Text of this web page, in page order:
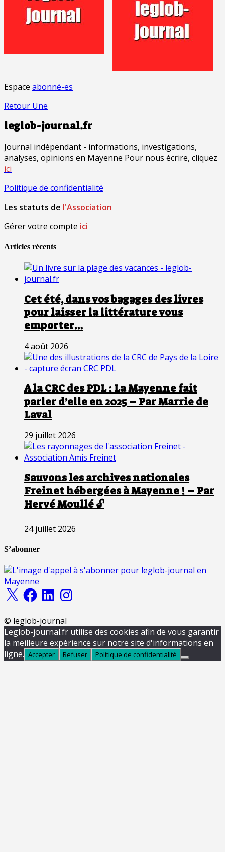
Espace abonné-es
Retour Une
leglob-journal.fr
Journal indépendant - informations, investigations,
analyses, opinions en Mayenne Pour nous écrire, cliquez
ici
Politique de confidentialité
Les statuts de l'Association
Gérer votre compte ici
Articles récents
Cet été, dans vos bagages des livres
pour laisser la littérature vous
emporter…
4 août 2026
A la CRC des PDL : La Mayenne fait
parler d’elle en 2025 – Par Marrie de
Laval
29 juillet 2026
Sauvons les archives nationales
Freinet hébergées à Mayenne ! – Par
Hervé Moullé 🔓
24 juillet 2026
S’abonner
X FacebookLinkedInInstagram
© leglob-journal
Leglob-journal.fr utilise des cookies afin de vous garantir
la meilleure expérience sur notre site d'informations en
ligne. Accepter Refuser Politique de confidentialité